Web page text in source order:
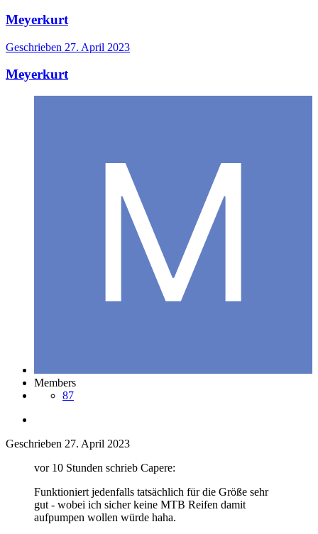
Meyerkurt
Geschrieben 27. April 2023
Meyerkurt
Members
87
Geschrieben 27. April 2023
vor 10 Stunden schrieb Capere:
Funktioniert jedenfalls tatsächlich für die Größe sehr
gut - wobei ich sicher keine MTB Reifen damit
aufpumpen wollen würde haha.